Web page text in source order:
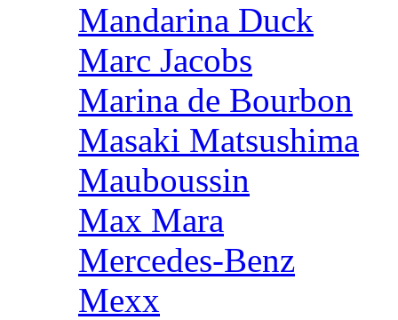
Mandarina Duck
Marc Jacobs
Marina de Bourbon
Masaki Matsushima
Mauboussin
Max Mara
Mercedes-Benz
Mexx